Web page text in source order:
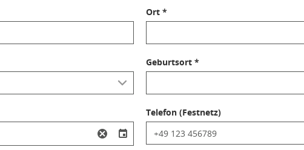
Ort *
Geburtsort *
Telefon (Festnetz)